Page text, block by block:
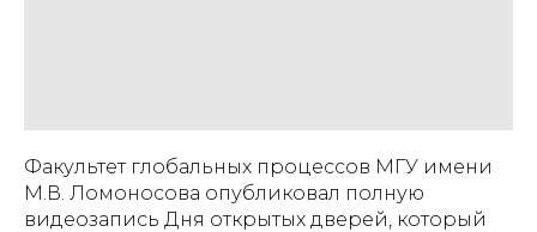
Факультет глобальных процессов МГУ имени
М.В. Ломоносова опубликовал полную
видеозапись Дня открытых дверей, который